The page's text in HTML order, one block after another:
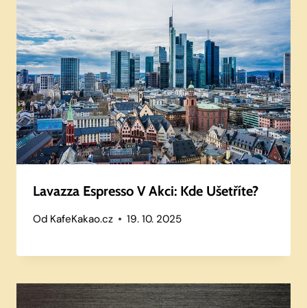
Lavazza Espresso V Akci: Kde Ušetříte?
Od KafeKakao.cz 19. 10. 2025